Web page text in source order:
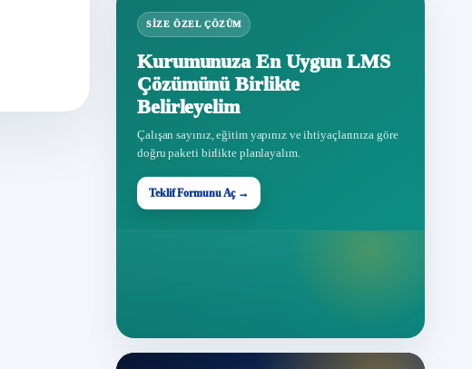
SIZE ÖZEL ÇÖZÜM
Kurumunuza En Uygun LMS
Çözümünü Birlikte
Belirleyelim
Çalışan sayınız, eğitim yapınız ve ihtiyaçlarınıza göre
doğru paketi birlikte planlayalım.
Teklif Formunu Aç →
Teklif